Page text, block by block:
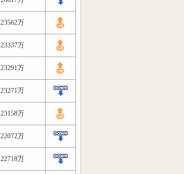
23562万
23337万
23291万
23271万
23158万
22072万
22718万